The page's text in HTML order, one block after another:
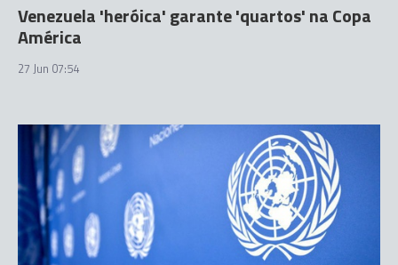
Venezuela 'heróica' garante 'quartos' na Copa
América
27 Jun 07:54